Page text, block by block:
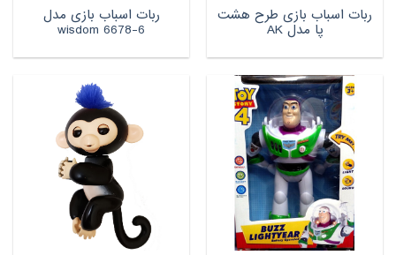
ربات اسباب بازی طرح هشت
پا مدل AK
ربات اسباب بازی مدل
wisdom 6678-6